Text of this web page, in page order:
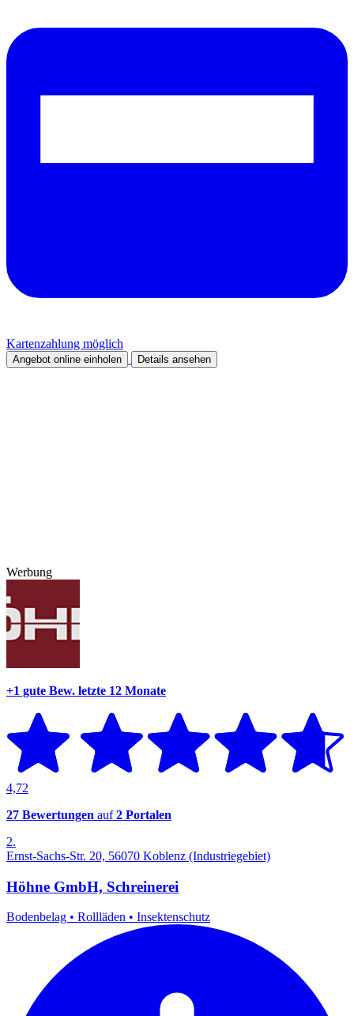
Kartenzahlung möglich
Angebot online einholen Details ansehen
Werbung
+1 gute Bew. letzte 12 Monate
4,72
27 Bewertungen auf2 Portalen
2.
Ernst-Sachs-Str. 20, 56070 Koblenz (Industriegebiet)
Höhne GmbH, Schreinerei
Bodenbelag • Rollläden • Insektenschutz